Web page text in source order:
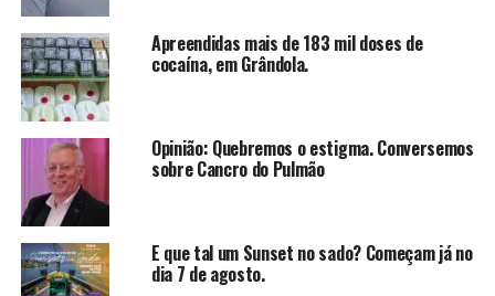
Apreendidas mais de 183 mil doses de
cocaína, em Grândola.
Opinião: Quebremos o estigma. Conversemos
sobre Cancro do Pulmão
E que tal um Sunset no sado? Começam já no
dia 7 de agosto.